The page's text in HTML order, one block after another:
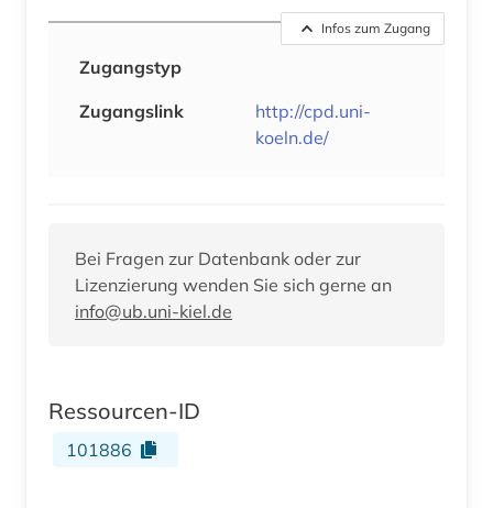
Infos zum Zugang
Zugangstyp
Zugangslink
http://cpd.uni-
koeln.de/
Bei Fragen zur Datenbank oder zur
Lizenzierung wenden Sie sich gerne an
info@ub.uni-kiel.de
Ressourcen-ID
101886